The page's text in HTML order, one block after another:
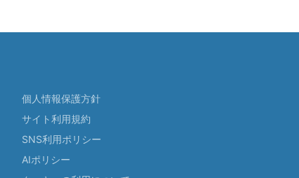
個人情報保護方針
サイト利用規約
SNS利用ポリシー
AIポリシー